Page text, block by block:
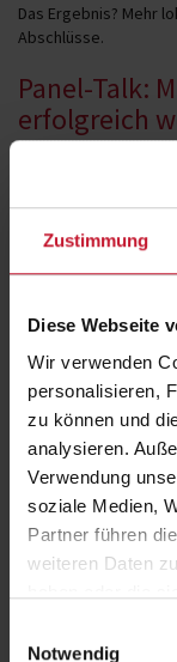
Zustimmung
Diese Webseite
Wir verwenden
personalisieren,
zu können und
analysieren.
Verwendung
soziale Medien,
Partner führen
weiteren Daten
Notwendig
Das Ergebnis? Mehr
Abschlüsse.
Panel-Talk:
erfolgreich
Social Media ist
nutzen Plattformen
Weiterbildung.
Im Panel diskutieren:
Alessandro
Maximilian
Die drei Experten
Wie du eine starke
Wie klare
Welche Content-
Welche
Gerade für junge
Chance, sich früh als